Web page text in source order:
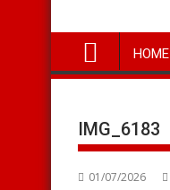
HOME
IMG_6183
01/07/2026